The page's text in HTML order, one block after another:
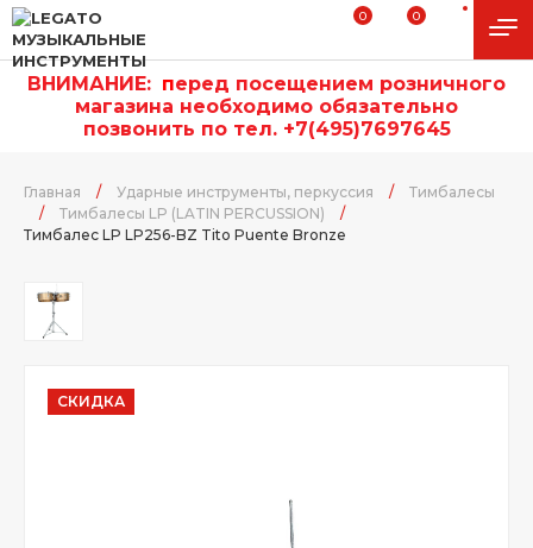
0 0
ВНИМАНИЕ: перед посещением розничного
магазина необходимо обязательно
позвонить по тел. +7(495)7697645
Главная / Ударные инструменты, перкуссия /
Тимбалесы
/
Тимбалесы LP (LATIN PERCUSSION)
/
Тимбалес LP LP256-BZ Tito Puente Bronze
СКИДКА